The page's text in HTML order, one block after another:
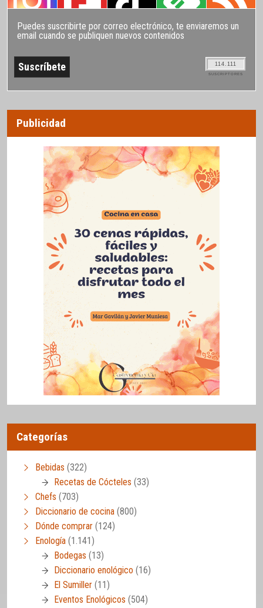
Puedes suscribirte por correo electrónico, te enviaremos un
email cuando se publiquen nuevos contenidos
114.111
SUSCRIPTORES
Publicidad
Categorías
Bebidas (322)
Recetas de Cócteles (33)
Chefs (703)
Diccionario de cocina (800)
Dónde comprar (124)
Enología (1.141)
Bodegas (13)
Diccionario enológico (16)
El Sumiller (11)
Eventos Enológicos (504)